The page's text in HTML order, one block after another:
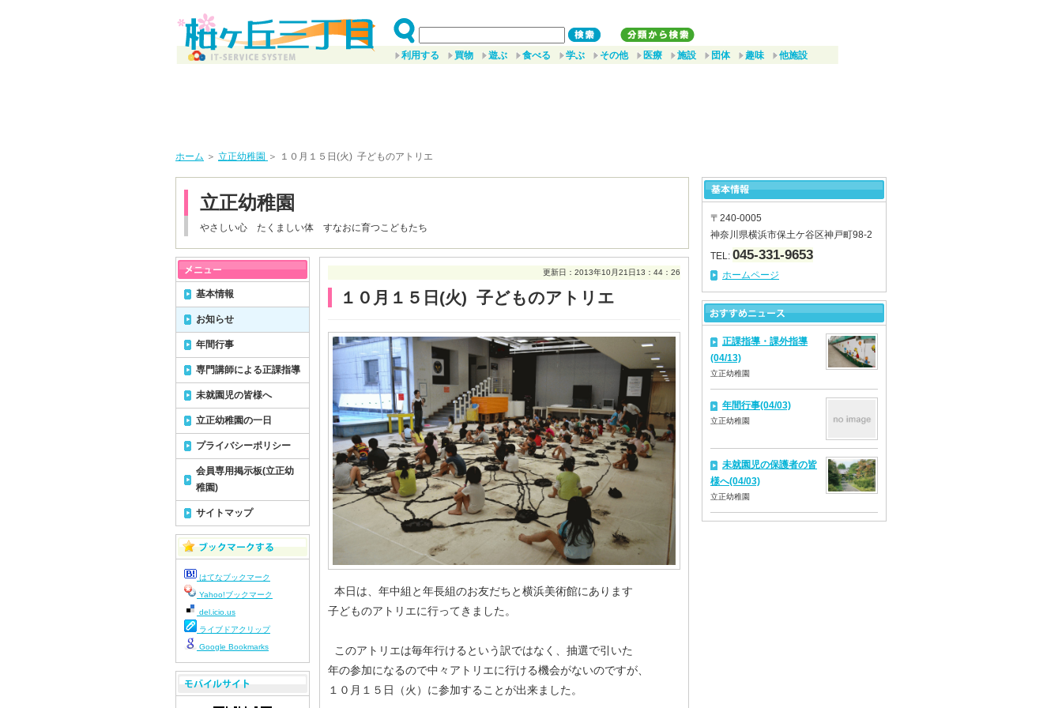
利用する 買物 遊ぶ 食べる 学ぶ その他 医療 施設 団体 趣味 他施設
ホーム ＞ 立正幼稚園 ＞ １０月１５日(火) 子どものアトリエ
立正幼稚園
やさしい心 たくましい体 すなおに育つこどもたち
更新日：2013年10月21日13：44：26
１０月１５日(火) 子どものアトリエ
本日は、年中組と年長組のお友だちと横浜美術館にあります
子どものアトリエに行ってきました。
このアトリエは毎年行けるという訳ではなく、抽選で引いた
年の参加になるので中々アトリエに行ける機会がないのですが、
１０月１５日（火）に参加することが出来ました。
基本情報
お知らせ
年間行事
専門講師による正課指導
未就園児の皆様へ
立正幼稚園の一日
プライバシーポリシー
会員専用掲示板(立正幼
稚園)
サイトマップ
はてなブックマーク
Yahoo!ブックマーク
del.icio.us
ライブドアクリップ
Google Bookmarks
〒240-0005
神奈川県横浜市保土ケ谷区神戸町98-2
TEL: 045-331-9653
ホームページ
正課指導・課外指導
(04/13)
立正幼稚園
年間行事(04/03)
立正幼稚園
未就園児の保護者の皆
様へ(04/03)
立正幼稚園